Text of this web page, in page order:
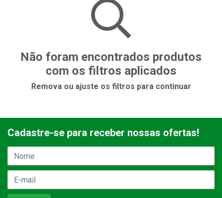
Não foram encontrados produtos
com os filtros aplicados
Remova ou ajuste os filtros para continuar
Cadastre-se para receber nossas ofertas!